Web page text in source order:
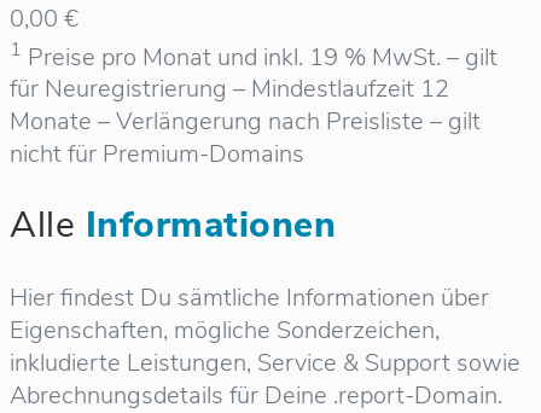
0,00 €
1 Preise pro Monat und inkl. 19 % MwSt. – gilt
für Neuregistrierung – Mindestlaufzeit 12
Monate – Verlängerung nach Preisliste – gilt
nicht für Premium-Domains
Alle Informationen
Hier findest Du sämtliche Informationen über
Eigenschaften, mögliche Sonderzeichen,
inkludierte Leistungen, Service & Support sowie
Abrechnungsdetails für Deine .report-Domain.